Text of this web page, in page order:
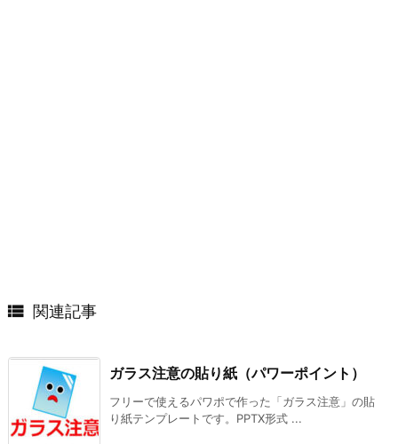
 関連記事
ガラス注意の貼り紙（パワーポイント）
フリーで使えるパワポで作った「ガラス注意」の貼
り紙テンプレートです。PPTX形式 ...